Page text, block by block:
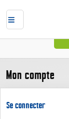
Mon compte
Se connecter